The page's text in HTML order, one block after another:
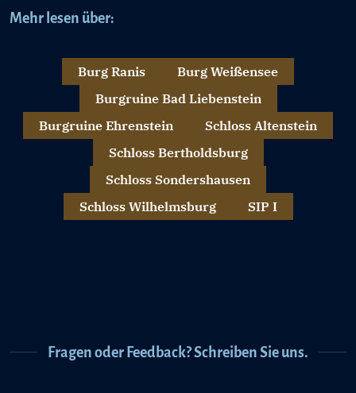
Mehr lesen über:
Burg Ranis
Burg Weißensee
Burgruine Bad Liebenstein
Burgruine Ehrenstein
Schloss Altenstein
Schloss Bertholdsburg
Schloss Sondershausen
Schloss Wilhelmsburg
SIP I
Fragen oder Feedback? Schreiben Sie uns.